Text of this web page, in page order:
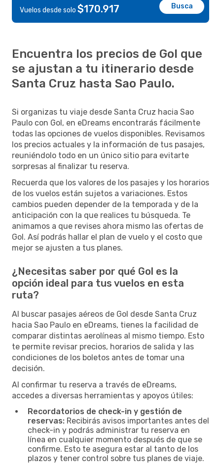
Vuelos desde solo $170.917 Busca
Encuentra los precios de Gol que
se ajustan a tu itinerario desde
Santa Cruz hasta Sao Paulo.
Si organizas tu viaje desde Santa Cruz hacia Sao
Paulo con Gol, en eDreams encontrarás fácilmente
todas las opciones de vuelos disponibles. Revisamos
los precios actuales y la información de tus pasajes,
reuniéndolo todo en un único sitio para evitarte
sorpresas al finalizar tu reserva.
Recuerda que los valores de los pasajes y los horarios
de los vuelos están sujetos a variaciones. Estos
cambios pueden depender de la temporada y de la
anticipación con la que realices tu búsqueda. Te
animamos a que revises ahora mismo las ofertas de
Gol. Así podrás hallar el plan de vuelo y el costo que
mejor se ajusten a tus planes.
¿Necesitas saber por qué Gol es la
opción ideal para tus vuelos en esta
ruta?
Al buscar pasajes aéreos de Gol desde Santa Cruz
hacia Sao Paulo en eDreams, tienes la facilidad de
comparar distintas aerolíneas al mismo tiempo. Esto
te permite revisar precios, horarios de salida y las
condiciones de los boletos antes de tomar una
decisión.
Al confirmar tu reserva a través de eDreams,
accedes a diversas herramientas y apoyos útiles:
Recordatorios de check-in y gestión de
reservas: Recibirás avisos importantes antes del
check-in y podrás administrar tu reserva en
línea en cualquier momento después de que se
confirme. Esto te asegura estar al tanto de los
plazos y tener control sobre tus planes de viaje.